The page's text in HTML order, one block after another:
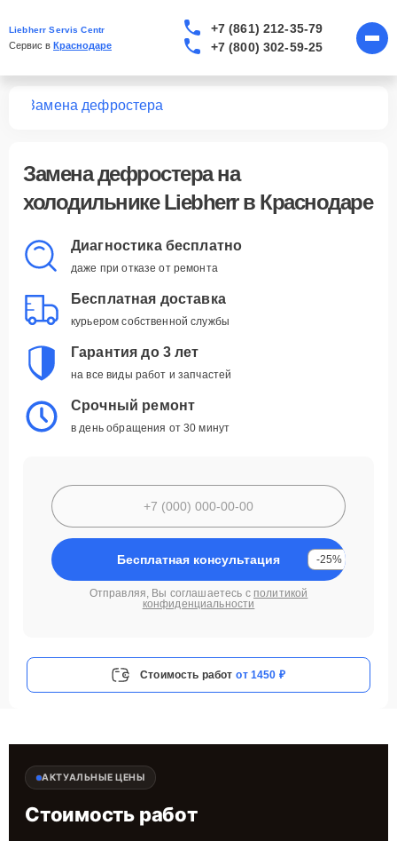
Liebherr Servis Centr
Сервис в Краснодаре
+7 (861) 212-35-79
+7 (800) 302-59-25
Замена дефростера
Замена дефростерана
холодильнике Liebherr в Краснодаре
Диагностика бесплатно
даже при отказе от ремонта
Бесплатная доставка
курьером собственной службы
Гарантия до 3 лет
на все виды работ и запчастей
Срочный ремонт
в день обращения от 30 минут
Бесплатная консультация -25%
Отправляя, Вы соглашаетесь с политикой
конфиденциальности
Стоимость работ от 1450 ₽
АКТУАЛЬНЫЕ ЦЕНЫ
Стоимость работ